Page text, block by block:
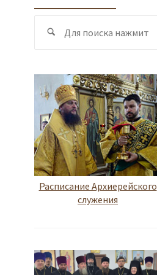
Поиск
Расписание Архиерейского
служения